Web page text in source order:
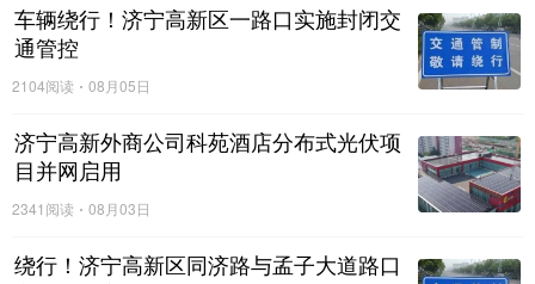
车辆绕行！济宁高新区一路口实施封闭交
通管控
2104阅读 08月05日
济宁高新外商公司科苑酒店分布式光伏项
目并网启用
2341阅读 08月03日
绕行！济宁高新区同济路与孟子大道路口